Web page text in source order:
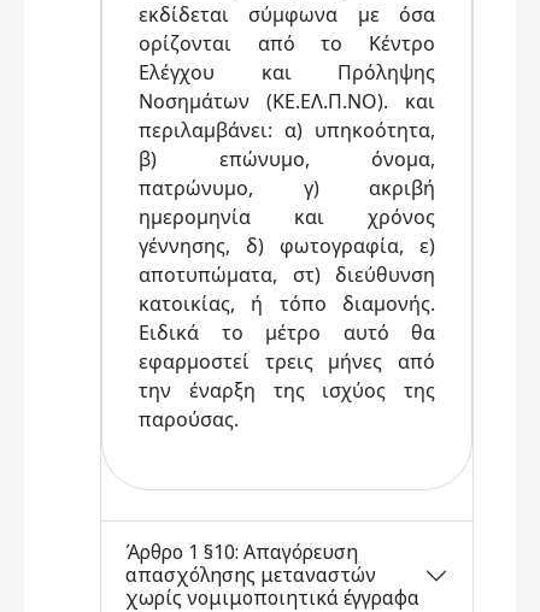
εκδίδεται σύμφωνα με όσα
ορίζονται από το Κέντρο
Ελέγχου και Πρόληψης
Νοσημάτων (ΚΕ.ΕΛ.Π.ΝΟ). και
περιλαμβάνει: α) υπηκοότητα,
β) επώνυμο, όνομα,
πατρώνυμο, γ) ακριβή
ημερομηνία και χρόνος
γέννησης, δ) φωτογραφία, ε)
αποτυπώματα, στ) διεύθυνση
κατοικίας, ή τόπο διαμονής.
Ειδικά το μέτρο αυτό θα
εφαρμοστεί τρεις μήνες από
την έναρξη της ισχύος της
παρούσας.
Άρθρο 1 §10: Απαγόρευση
απασχόλησης μεταναστών
χωρίς νομιμοποιητικά έγγραφα